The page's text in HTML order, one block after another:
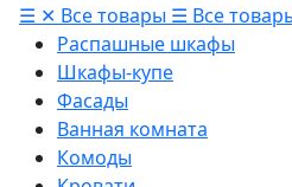
☰ ✕ Все товары ☰ Все
Распашные шкафы
Шкафы-купе
Фасады
Ванная комната
Комоды